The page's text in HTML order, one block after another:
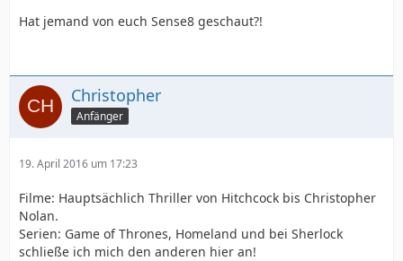
Hat jemand von euch Sense8 geschaut?!
Christopher
Anfänger
19. April 2016 um 17:23
Filme: Hauptsächlich Thriller von Hitchcock bis Christopher
Nolan.
Serien: Game of Thrones, Homeland und bei Sherlock
schließe ich mich den anderen hier an!